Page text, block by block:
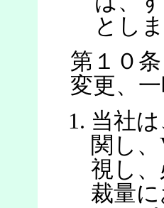
とし
第１０
変更、
当社
関し
視し
裁量